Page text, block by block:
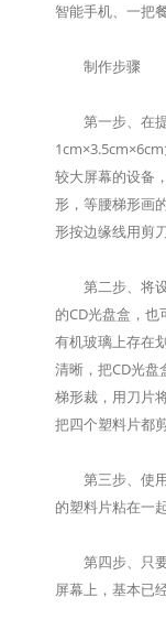
智能手机、一把
制作步骤
第一步、在提
较大屏幕的设备
形，等腰梯形画
形按边缘线用剪
第二步、将设
的CD光盘盒，
有机玻璃上存在
清晰，把CD光
梯形裁，用刀片
把四个塑料片都
第三步、使用
的塑料片粘在一
第四步、只要
屏幕上，基本已